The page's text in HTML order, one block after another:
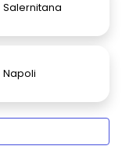
Salernitana
Napoli